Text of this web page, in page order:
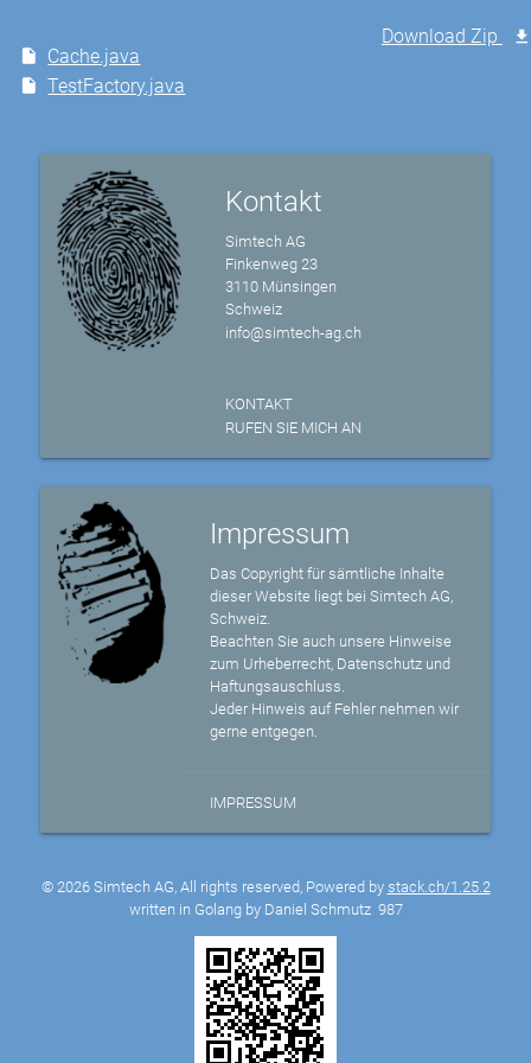
Cache.java
TestFactory.java
Download Zip
Kontakt
Simtech AG
Finkenweg 23
3110 Münsingen
Schweiz
info@simtech-ag.ch
KONTAKT
RUFEN SIE MICH AN
Impressum
Das Copyright für sämtliche Inhalte
dieser Website liegt bei Simtech AG,
Schweiz.
Beachten Sie auch unsere Hinweise
zum Urheberrecht, Datenschutz und
Haftungsauschluss.
Jeder Hinweis auf Fehler nehmen wir
gerne entgegen.
IMPRESSUM
© 2026 Simtech AG, All rights reserved, Powered by stack.ch/1.25.2
written in Golang by Daniel Schmutz 987